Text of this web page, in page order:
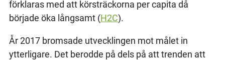
förklaras med att körsträckorna per capita då
började öka långsamt (H2C).
År 2017 bromsade utvecklingen mot målet in
ytterligare. Det berodde på dels på att trenden att